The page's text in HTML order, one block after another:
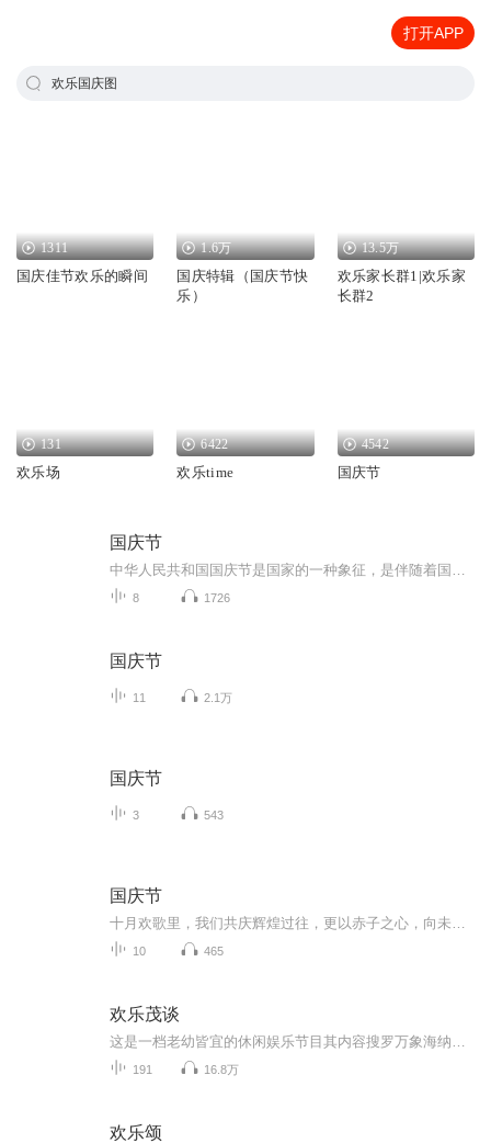
打开APP
欢乐国庆图
1311
国庆佳节欢乐的瞬间
1.6万
国庆特辑（国庆节快
乐）
13.5万
欢乐家长群1|欢乐家
长群2
131
欢乐场
6422
欢乐time
4542
国庆节
国庆节
8 1726
国庆节
11 2.1万
国庆节
3 543
国庆节
10 465
欢乐茂谈
191 16.8万
欢乐颂